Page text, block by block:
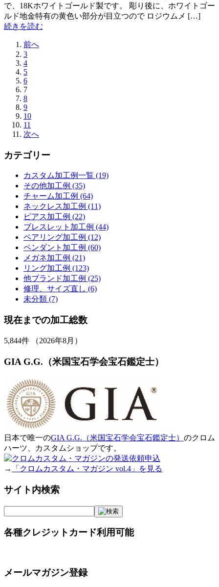
で、18Kホワイトゴールド製です。 彫り後に、ホワイトゴー
ルド地金特有の黄色い部分が目立つので ロジウムメ […]
続きを読む
前へ
3
4
5
6
7
8
9
10
11
次へ
カテゴリー
カスタム加工例一覧 (19)
その他加工例 (35)
チャーム加工例 (64)
ネックレス加工例 (11)
ピアス加工例 (22)
ブレスレット加工例 (44)
ペアリング加工例 (12)
ペンダント加工例 (60)
メガネ加工例 (21)
リング加工例 (123)
他ブランド加工例 (25)
修理、サイズ直し (6)
未分類 (7)
現在までの加工総数
5,844件 （2026年8月）
GIA G.G.（米国宝石学会宝石鑑定士）
日本で唯一のGIA G.G.（米国宝石学会宝石鑑定士） のクロム
ハーツ、カスタムショップです。
→ 「クロムカスタム・マガジン vol.4」を見る
サイト内検索
各種クレジットカード利用可能
メールマガジン登録